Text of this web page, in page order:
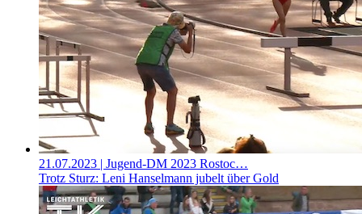
21.07.2023 | Jugend-DM 2023 Rostoc…
Trotz Sturz: Leni Hanselmann jubelt über Gold